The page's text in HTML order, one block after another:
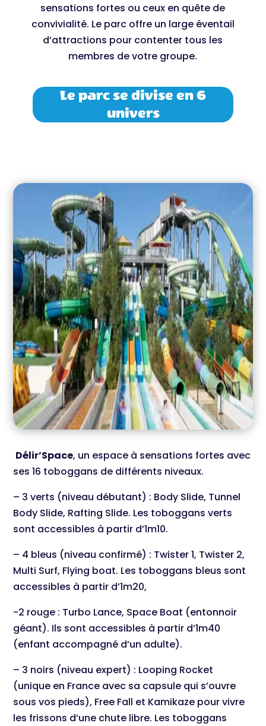
sensations fortes ou ceux en quête de
convivialité. Le parc offre un large éventail
d’attractions pour contenter tous les
membres de votre groupe.
Le parc se divise en 6
univers
Délir’Space, un espace à sensations fortes avec
ses 16 toboggans de différents niveaux.
– 3 verts (niveau débutant) : Body Slide, Tunnel
Body Slide, Rafting Slide. Les toboggans verts
sont accessibles à partir d’1m10.
– 4 bleus (niveau confirmé) : Twister 1, Twister 2,
Multi Surf, Flying boat. Les toboggans bleus sont
accessibles à partir d’1m20,
-2 rouge : Turbo Lance, Space Boat (entonnoir
géant). Ils sont accessibles à partir d’1m40
(enfant accompagné d’un adulte).
– 3 noirs (niveau expert) : Looping Rocket
(unique en France avec sa capsule qui s’ouvre
sous vos pieds), Free Fall et Kamikaze pour vivre
les frissons d’une chute libre. Les toboggans